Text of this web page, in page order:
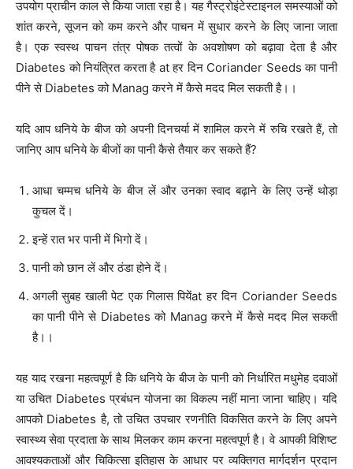
उपयोग प्राचीन काल से किया जाता रहा है। यह गैस्ट्रोइंटेस्टाइनल समस्याओं को
शांत करने, सूजन को कम करने और पाचन में सुधार करने के लिए जाना जाता
है। एक स्वस्थ पाचन तंत्र पोषक तत्वों के अवशोषण को बढ़ावा देता है और
Diabetes को नियंत्रित करता है at हर दिन Coriander Seeds का पानी
पीने से Diabetes को Manag करने में कैसे मदद मिल सकती है।।
यदि आप धनिये के बीज को अपनी दिनचर्या में शामिल करने में रुचि रखते हैं, तो
जानिए आप धनिये के बीजों का पानी कैसे तैयार कर सकते हैं?
आधा चम्मच धनिये के बीज लें और उनका स्वाद बढ़ाने के लिए उन्हें थोड़ा
कुचल दें।
इन्हें रात भर पानी में भिगो दें।
पानी को छान लें और ठंडा होने दें।
अगली सुबह खाली पेट एक गिलास पियेंat हर दिन Coriander Seeds
का पानी पीने से Diabetes को Manag करने में कैसे मदद मिल सकती
है।।
यह याद रखना महत्वपूर्ण है कि धनिये के बीज के पानी को निर्धारित मधुमेह दवाओं
या उचित Diabetes प्रबंधन योजना का विकल्प नहीं माना जाना चाहिए। यदि
आपको Diabetes है, तो उचित उपचार रणनीति विकसित करने के लिए अपने
स्वास्थ्य सेवा प्रदाता के साथ मिलकर काम करना महत्वपूर्ण है। वे आपकी विशिष्ट
आवश्यकताओं और चिकित्सा इतिहास के आधार पर व्यक्तिगत मार्गदर्शन प्रदान